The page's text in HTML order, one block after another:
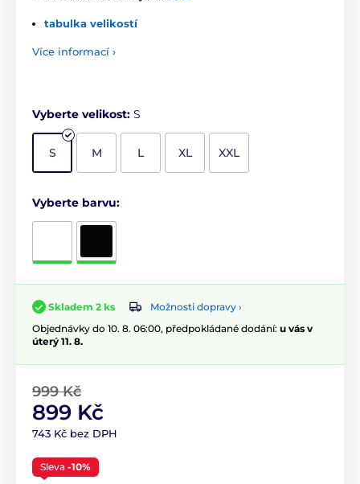
tabulka velikostí
Více informací ›
Vyberte velikost: S
S M L XL XXL
Vyberte barvu:
Skladem 2 ks
Možnosti dopravy ›
Objednávky do 10. 8. 06:00, předpokládané dodání: u vás v
úterý 11. 8.
999 Kč
899 Kč
743 Kč bez DPH
Sleva -10%